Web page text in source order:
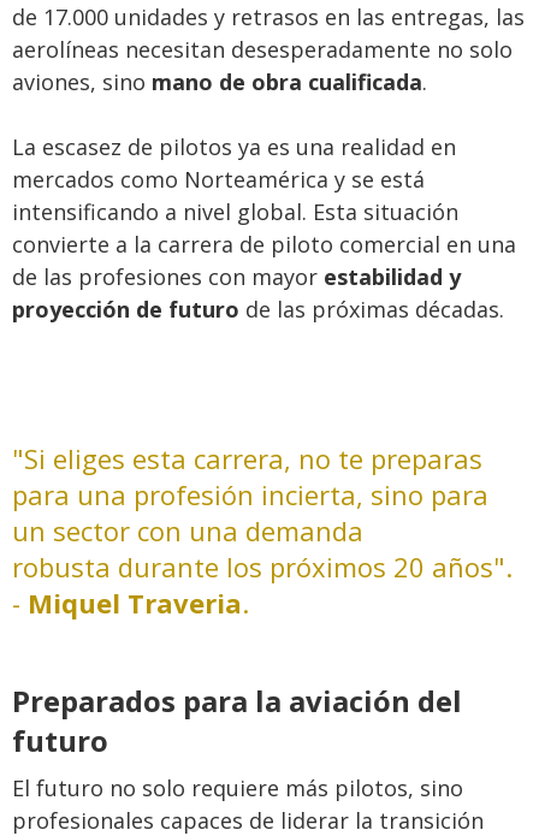
de 17.000 unidades y retrasos en las entregas, las
aerolíneas necesitan desesperadamente no solo
aviones, sino mano de obra cualificada.
La escasez de pilotos ya es una realidad en
mercados como Norteamérica y se está
intensificando a nivel global. Esta situación
convierte a la carrera de piloto comercial en una
de las profesiones con mayor estabilidad y
proyección de futuro de las próximas décadas.
"Si eliges esta carrera, no te preparas
para una profesión incierta, sino para
un sector con una demanda
robusta durante los próximos 20 años".
- Miquel Traveria.
Preparados para la aviación del
futuro
El futuro no solo requiere más pilotos, sino
profesionales capaces de liderar la transición